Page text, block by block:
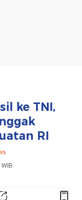
ke TNI,
RI